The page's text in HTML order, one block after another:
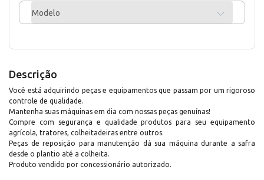
Modelo
Descrição
Você está adquirindo peças e equipamentos que passam por um rigoroso
controle de qualidade.
Mantenha suas máquinas em dia com nossas peças genuínas!
Compre com segurança e qualidade produtos para seu equipamento
agrícola, tratores, colheitadeiras entre outros.
Peças de reposição para manutenção dá sua máquina durante a safra
desde o plantio até a colheita.
Produto vendido por concessionário autorizado.